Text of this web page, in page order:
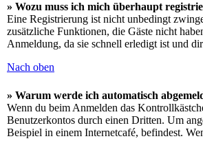
» Wozu muss ich mich überhaupt
Eine Registrierung ist nicht unbedingt
zusätzliche Funktionen, die Gäste nicht
Anmeldung, da sie schnell erledigt ist und
Nach oben
» Warum werde ich automatisch
Wenn du beim Anmelden das
Benutzerkontos durch einen Dritten. Um
Beispiel in einem Internetcafé, befindest.